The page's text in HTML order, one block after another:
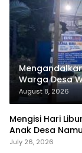
Warga Desa
Transaksi
August 8, 2026
Mengisi Hari
Anak Desa
July 26, 2026